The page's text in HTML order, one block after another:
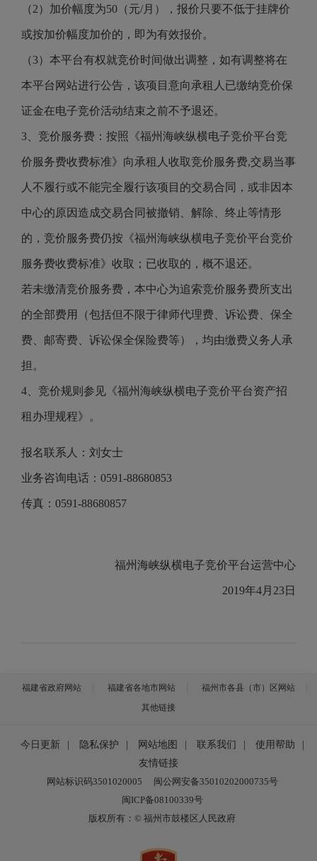
（2）加价幅度为50（元/月），报价只要不低于挂牌价
或按加价幅度加价的，即为有效报价。
（3）本平台有权就竞价时间做出调整，如有调整将在
本平台网站进行公告，该项目意向承租人已缴纳竞价保
证金在电子竞价活动结束之前不予退还。
3、竞价服务费：按照《福州海峡纵横电子竞价平台竞
价服务费收费标准》向承租人收取竞价服务费,交易当事
人不履行或不能完全履行该项目的交易合同，或非因本
中心的原因造成交易合同被撤销、解除、终止等情形
的，竞价服务费仍按《福州海峡纵横电子竞价平台竞价
服务费收费标准》收取；已收取的，概不退还。
若未缴清竞价服务费，本中心为追索竞价服务费所支出
的全部费用（包括但不限于律师代理费、诉讼费、保全
费、邮寄费、诉讼保全保险费等），均由缴费义务人承
担。
4、竞价规则参见《福州海峡纵横电子竞价平台资产招
租办理规程》。
报名联系人：刘女士
业务咨询电话：0591-88680853
传真：0591-88680857
福州海峡纵横电子竞价平台运营中心
2019年4月23日
福建省政府网站 福建省各地市网站
福州市各县（市）区网站
其他链接
今日更新 隐私保护 网站地图 联系我们 使用帮助
友情链接
网站标识码3501020005
闽公网安备35010202000735号
闽ICP备08100339号
版权所有：© 福州市鼓楼区人民政府